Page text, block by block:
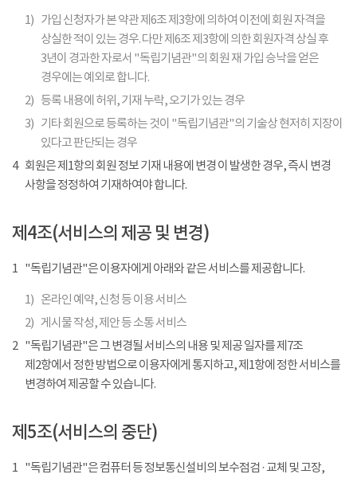
1) 가입 신청자가 본 약관 제6조 제3항에 의하여 이전에 회원 자격을
상실한 적이 있는 경우. 다만 제6조 제3항에 의한 회원자격 상실 후
3년이 경과한 자로서 "독립기념관"의 회원 재 가입 승낙을 얻은
경우에는 예외로 합니다.
2) 등록 내용에 허위, 기재 누락, 오기가 있는 경우
3) 기타 회원으로 등록하는 것이 "독립기념관"의 기술상 현저히 지장이
있다고 판단되는 경우
4
회원은 제1항의 회원 정보 기재 내용에 변경 이 발생한 경우, 즉시 변경
사항을 정정하여 기재하여야 합니다.
제4조(서비스의 제공 및 변경)
1 "독립기념관"은 이용자에게 아래와 같은 서비스를 제공합니다.
1) 온라인 예약, 신청 등 이용 서비스
2) 게시물 작성, 제안 등 소통 서비스
2 "독립기념관"은 그 변경될 서비스의 내용 및 제공 일자를 제7조
제2항에서 정한 방법으로 이용자에게 통지하고, 제1항에 정한 서비스를
변경하여 제공할 수 있습니다.
제5조(서비스의 중단)
1 "독립기념관"은 컴퓨터 등 정보통신설비의 보수점검 · 교체 및 고장,